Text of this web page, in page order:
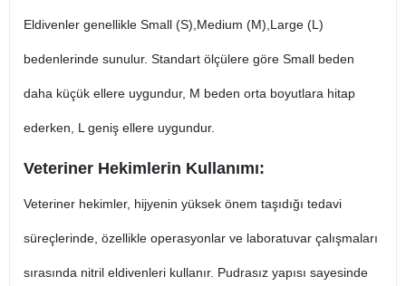
Eldivenler genellikle Small (S),Medium (M),Large (L)
bedenlerinde sunulur. Standart ölçülere göre Small beden
daha küçük ellere uygundur, M beden orta boyutlara hitap
ederken, L geniş ellere uygundur​.
Veteriner Hekimlerin Kullanımı:
Veteriner hekimler, hijyenin yüksek önem taşıdığı tedavi
süreçlerinde, özellikle operasyonlar ve laboratuvar çalışmaları
sırasında nitril eldivenleri kullanır. Pudrasız yapısı sayesinde